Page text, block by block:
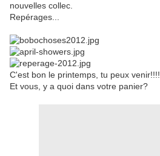
nouvelles collec.
Repérages...
C'est bon le printemps, tu peux venir!!!!
Et vous, y a quoi dans votre panier?